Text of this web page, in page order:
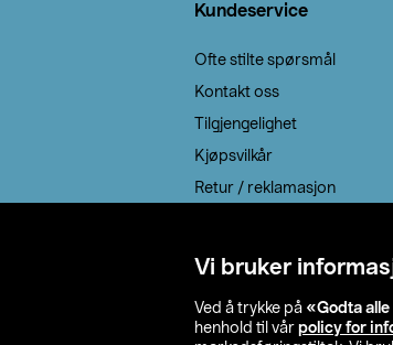
Vi bruker
Ved å trykke på «Godta
henhold til vår policy for
Kundeservice
Ofte stilte spørsmål
Kontakt oss
Tilgjengelighet
Kjøpsvilkår
Retur / reklamasjon